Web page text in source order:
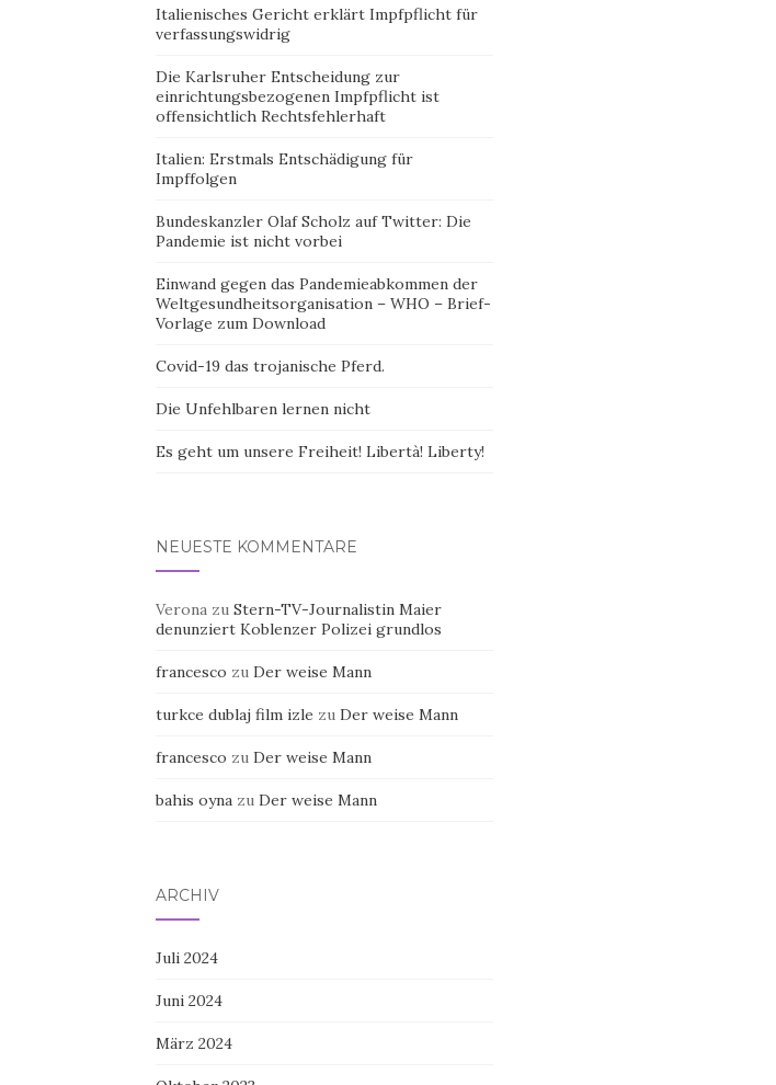
Italienisches Gericht erklärt Impfpflicht für
verfassungswidrig
Die Karlsruher Entscheidung zur
einrichtungsbezogenen Impfpflicht ist
offensichtlich Rechtsfehlerhaft
Italien: Erstmals Entschädigung für
Impffolgen
Bundeskanzler Olaf Scholz auf Twitter: Die
Pandemie ist nicht vorbei
Einwand gegen das Pandemieabkommen der
Weltgesundheitsorganisation – WHO – Brief-
Vorlage zum Download
Covid-19 das trojanische Pferd.
Die Unfehlbaren lernen nicht
Es geht um unsere Freiheit! Libertà! Liberty!
NEUESTE KOMMENTARE
Verona zu Stern-TV-Journalistin Maier
denunziert Koblenzer Polizei grundlos
francesco zu Der weise Mann
turkce dublaj film izle zu Der weise Mann
francesco zu Der weise Mann
bahis oyna zu Der weise Mann
ARCHIV
Juli 2024
Juni 2024
März 2024